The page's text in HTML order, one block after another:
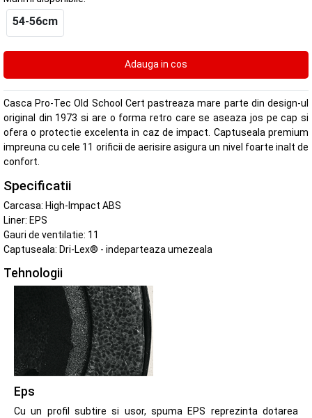
54-56cm
Casca Pro-Tec Old School Cert pastreaza mare parte din design-ul
original din 1973 si are o forma retro care se aseaza jos pe cap si
ofera o protectie excelenta in caz de impact. Captuseala premium
impreuna cu cele 11 orificii de aerisire asigura un nivel foarte inalt de
confort.
Specificatii
Carcasa: High-Impact ABS
Liner: EPS
Gauri de ventilatie: 11
Captuseala: Dri-Lex® - indeparteaza umezeala
Tehnologii
Eps
Cu un profil subtire si usor, spuma EPS reprezinta dotarea